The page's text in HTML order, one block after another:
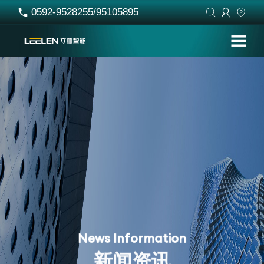
 0592-9528255/95105895   
News Information